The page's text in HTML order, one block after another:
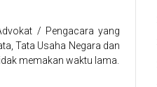
/ Pengacara yang
Tata Usaha Negara dan
memakan waktu lama.